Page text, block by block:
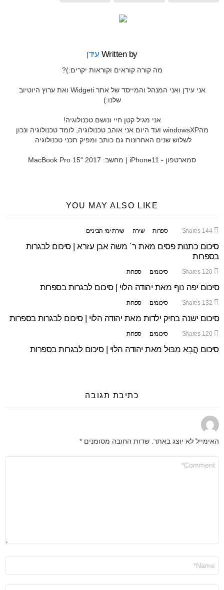
Written by עידן
מה קורה קוראים וקוראות יקרים:)?
אני עידן ואני המנהל והמייסד של אתר Widgeti ואת ערוץ היוטיוב
שלנו:)
אני מגיל קטן חיי ונושם טכנולוגיה!
מהwindowsXP ועד היום אני אוהב טכנולוגיה, לומד טכנולוגיה ונכון
לשלוש שנים האחרונות גם כותב ומפיק תכני טכנולוגיה.
סמארטפון - iPhone11 | מחשב: MacBook Pro 15" 2017
YOU MAY ALSO LIKE
144
Shares ספרות שירה שירת ימי הביניים
סיכום כתנות פסים מאת ר´ משה אבן עזרא | סיכום לבגרות
בספרות
120
Shares סיכומים ספרות
סיכום יפה נוף מאת יהודה הלוי | סיכום לבגרות בספרות
132
Shares סיכומים ספרות
סיכום ישנה בחיק ילדות מאת יהודה הלוי | סיכום לבגרות בספרות
120
Shares סיכומים ספרות
סיכום הֲבָא מַבּוּל מאת יהודה הלוי | סיכום לבגרות בספרות
כתיבת תגובה
האימייל לא יוצג באתר. שדות החובה מסומנים *
שלך